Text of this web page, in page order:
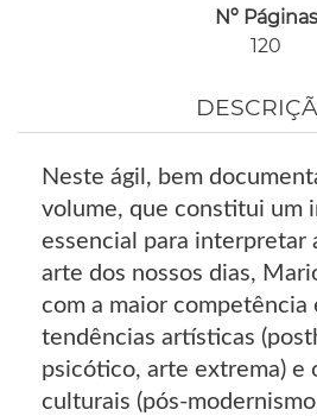
Nº Páginas
120
Neste ágil, bem
volume, que constitui um
essencial para interpretar
arte dos nossos dias,
com a maior competência
tendências artísticas
psicótico, arte extrema) e
culturais (pós-